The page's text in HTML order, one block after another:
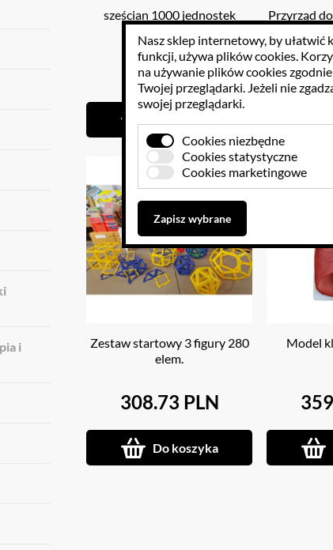
i
sześcian 1000 jednostek
147.60 PLN
Przyrząd
Zestaw startowy 3 figury 280
elem.
308.73 PLN
Do koszyka
Model
Nasz sklep internetowy, by ułatwić
funkcji, używa plików cookies.
na używanie plików cookies
Twojej przeglądarki. Jeżeli nie
swojej przeglądarki.
Cookies niezbędne
Cookies statystyczne
Cookies marketingowe
Zapisz wybrane